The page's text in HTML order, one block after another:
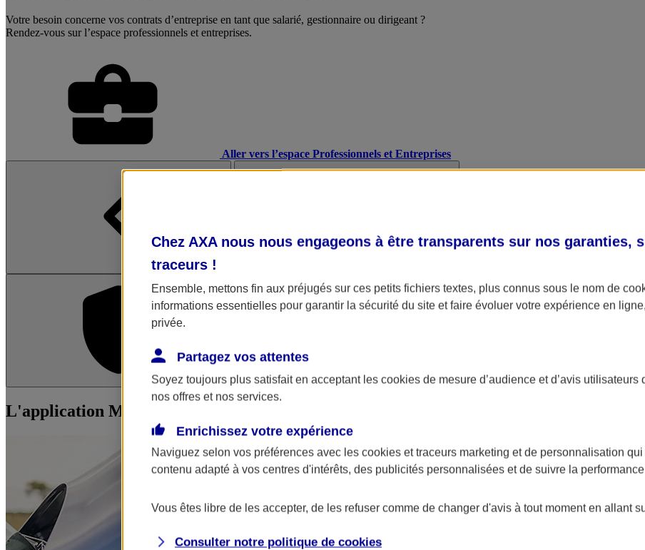
Votre besoin concerne vos contrats d’entreprise en tant que salarié, gestionnaire ou dirigeant ?
Rendez-vous sur l’espace professionnels et entreprises.
Aller vers l’espace Professionnels et Entreprises
L'application Mon AXA Assurance
L'application Mon AXA Assurance, tous vos contrats en poche !
Chez AXA nous nous engageons à être transparents sur nos garanties,
traceurs !
Ensemble, mettons fin aux préjugés sur ces petits fichiers textes, plus connus sous le nom de
informations essentielles pour garantir la sécurité du site et faire évoluer votre expérience en
privée.
Partagez vos attentes
Soyez toujours plus satisfait en acceptant les cookies de mesure d’audience et d’avis
nos offres et nos services.
Enrichissez votre expérience
Naviguez selon vos préférences avec les cookies et traceurs marketing et de personnalisation
contenu adapté à vos centres d'intérêts, des publicités personnalisées et de suivre la
Vous êtes libre de les accepter, de les refuser comme de changer d'avis à tout moment en allant
Consulter notre politique de cookies